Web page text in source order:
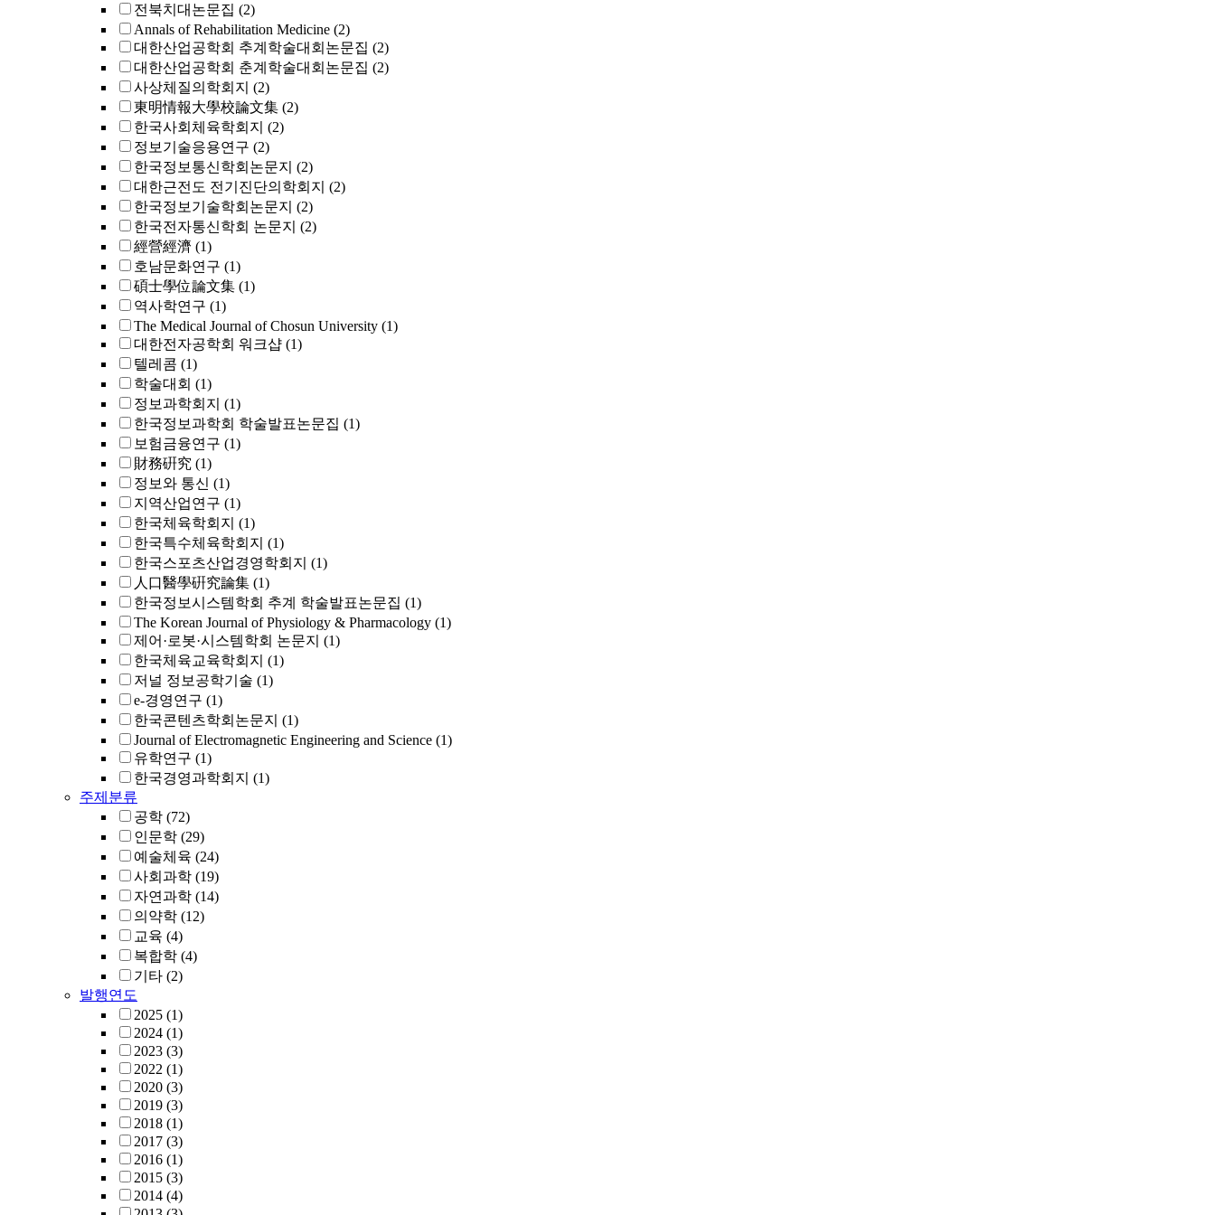
전북치대논문집 (2)
Annals of Rehabilitation Medicine (2)
대한산업공학회 추계학술대회논문집 (2)
대한산업공학회 춘계학술대회논문집 (2)
사상체질의학회지 (2)
東明情報大學校論文集 (2)
한국사회체육학회지 (2)
정보기술응용연구 (2)
한국정보통신학회논문지 (2)
대한근전도 전기진단의학회지 (2)
한국정보기술학회논문지 (2)
한국전자통신학회 논문지 (2)
經營經濟 (1)
호남문화연구 (1)
碩士學位論文集 (1)
역사학연구 (1)
The Medical Journal of Chosun University (1)
대한전자공학회 워크샵 (1)
텔레콤 (1)
학술대회 (1)
정보과학회지 (1)
한국정보과학회 학술발표논문집 (1)
보험금융연구 (1)
財務硏究 (1)
정보와 통신 (1)
지역산업연구 (1)
한국체육학회지 (1)
한국특수체육학회지 (1)
한국스포츠산업경영학회지 (1)
人口醫學硏究論集 (1)
한국정보시스템학회 추계 학술발표논문집 (1)
The Korean Journal of Physiology & Pharmacology (1)
제어·로봇·시스템학회 논문지 (1)
한국체육교육학회지 (1)
저널 정보공학기술 (1)
e-경영연구 (1)
한국콘텐츠학회논문지 (1)
Journal of Electromagnetic Engineering and Science (1)
유학연구 (1)
한국경영과학회지 (1)
주제분류
공학 (72)
인문학 (29)
예술체육 (24)
사회과학 (19)
자연과학 (14)
의약학 (12)
교육 (4)
복합학 (4)
기타 (2)
발행연도
2025 (1)
2024 (1)
2023 (3)
2022 (1)
2020 (3)
2019 (3)
2018 (1)
2017 (3)
2016 (1)
2015 (3)
2014 (4)